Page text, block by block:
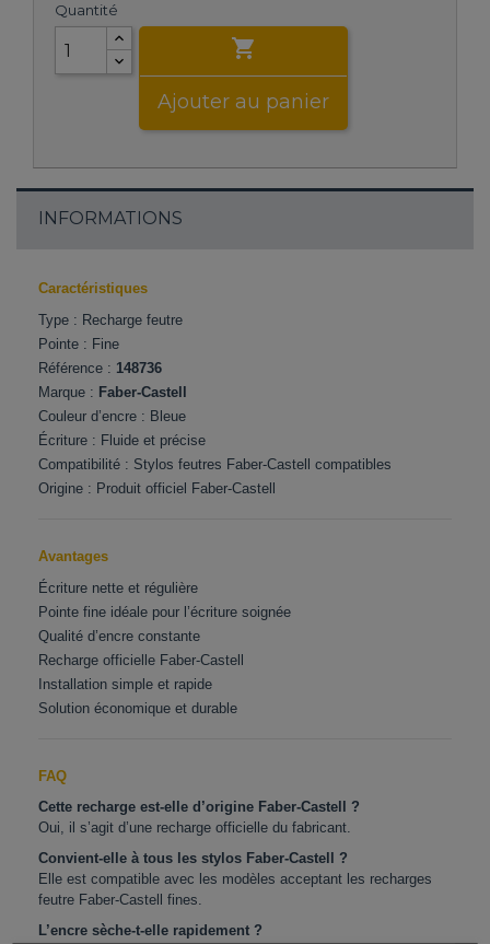
Quantité

Ajouter au panier
INFORMATIONS
Caractéristiques
Type : Recharge feutre
Pointe : Fine
Référence : 148736
Marque : Faber-Castell
Couleur d’encre : Bleue
Écriture : Fluide et précise
Compatibilité : Stylos feutres Faber-Castell compatibles
Origine : Produit officiel Faber-Castell
Avantages
Écriture nette et régulière
Pointe fine idéale pour l’écriture soignée
Qualité d’encre constante
Recharge officielle Faber-Castell
Installation simple et rapide
Solution économique et durable
FAQ
Cette recharge est-elle d’origine Faber-Castell ?
Oui, il s’agit d’une recharge officielle du fabricant.
Convient-elle à tous les stylos Faber-Castell ?
Elle est compatible avec les modèles acceptant les recharges
feutre Faber-Castell fines.
L’encre sèche-t-elle rapidement ?